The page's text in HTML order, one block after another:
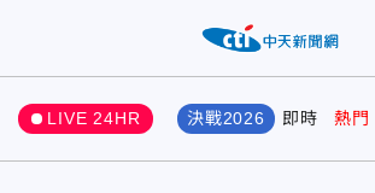
LIVE 24HR 決戰2026 即時 熱門